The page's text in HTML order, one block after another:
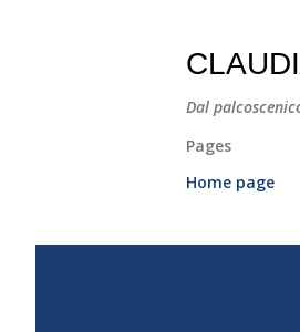
Dal
Pages
Home page